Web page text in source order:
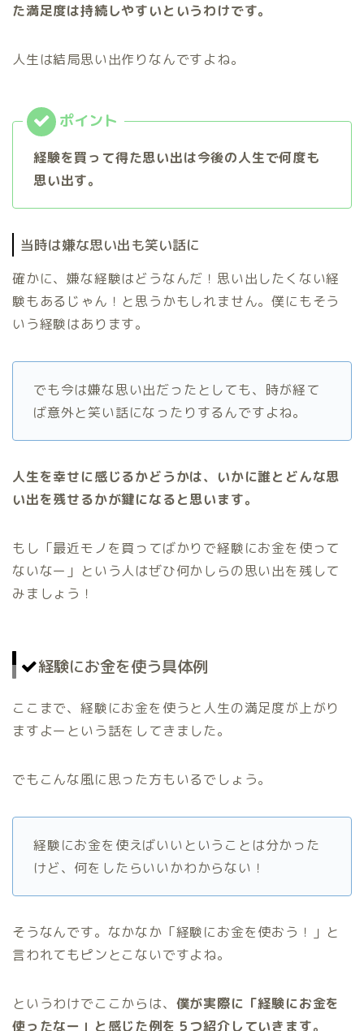
た満足度は持続しやすいというわけです。
人生は結局思い出作りなんですよね。
経験を買って得た思い出は今後の人生で何度も
思い出す。
当時は嫌な思い出も笑い話に
確かに、嫌な経験はどうなんだ！思い出したくない経
験もあるじゃん！と思うかもしれません。僕にもそう
いう経験はあります。
でも今は嫌な思い出だったとしても、時が経て
ば意外と笑い話になったりするんですよね。
人生を幸せに感じるかどうかは、いかに誰とどんな思
い出を残せるかが鍵になると思います。
もし「最近モノを買ってばかりで経験にお金を使って
ないなー」という人はぜひ何かしらの思い出を残して
みましょう！
経験にお金を使う具体例
ここまで、経験にお金を使うと人生の満足度が上がり
ますよーという話をしてきました。
でもこんな風に思った方もいるでしょう。
経験にお金を使えばいいということは分かった
けど、何をしたらいいかわからない！
そうなんです。なかなか「経験にお金を使おう！」と
言われてもピンとこないですよね。
というわけでここからは、 僕が実際に「経験にお金を
使ったなー」と感じた例を５つ紹介していきます。